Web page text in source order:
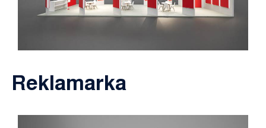
Reklamarka